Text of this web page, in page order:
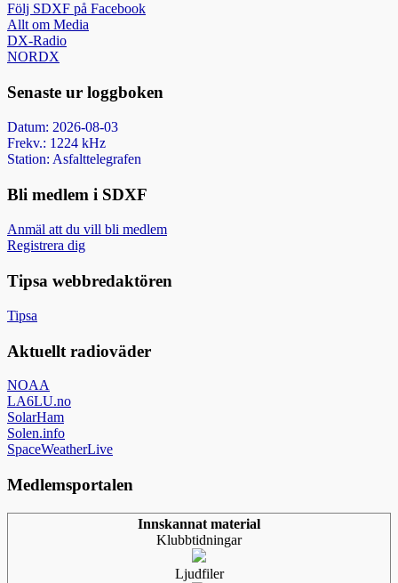
Följ SDXF på Facebook
Allt om Media
DX-Radio
NORDX
Senaste ur loggboken
Datum: 2026-08-03
Frekv.: 1224 kHz
Station: Asfalttelegrafen
Bli medlem i SDXF
Anmäl att du vill bli medlem
Registrera dig
Tipsa webbredaktören
Tipsa
Aktuellt radioväder
NOAA
LA6LU.no
SolarHam
Solen.info
SpaceWeatherLive
Medlemsportalen
Innskannat material
Klubbtidningar
Ljudfiler